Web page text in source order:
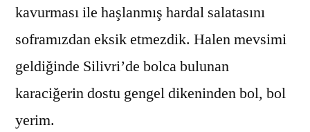
kavurması ile haşlanmış hardal salatasını
soframızdan eksik etmezdik. Halen mevsimi
geldiğinde Silivri’de bolca bulunan
karaciğerin dostu gengel dikeninden bol, bol
yerim.